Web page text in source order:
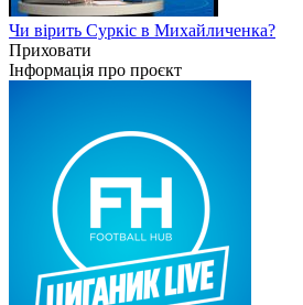
Чи вірить Суркіс в Михайличенка?
Приховати
Інформація про проєкт